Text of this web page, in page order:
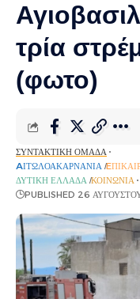
τρία
(φωτο)
ΣΥΝΤΑΚΤΙΚΉ ΟΜΆΔΑ
AΙΤΩΛΟΑΚΑΡΝΑΝΊΑ
ΔΥΤΙΚΉ ΕΛΛΆΔΑ ΚΟΙΝΩΝΊΑ
PUBLISHED 26